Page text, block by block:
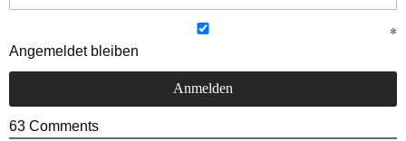
Angemeldet bleiben
63 Comments